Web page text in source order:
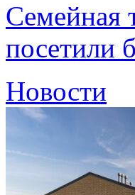
Семейная
посетили
Новости